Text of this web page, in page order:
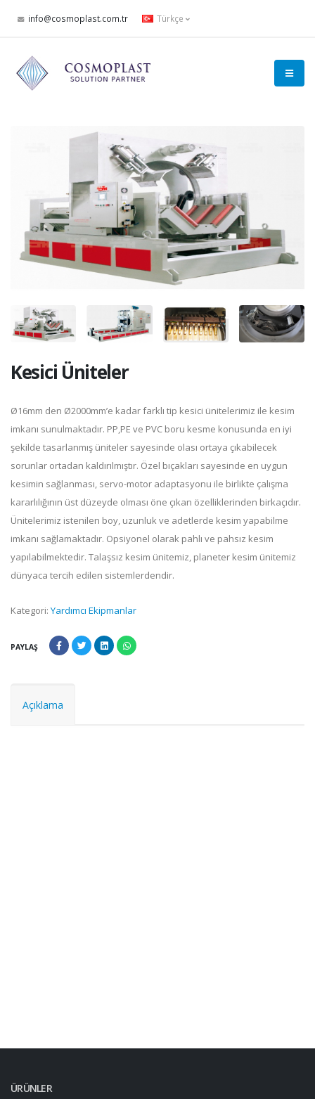
info@cosmoplast.com.tr Türkçe
Kesici Üniteler
Ø16mm den Ø2000mm’e kadar farklı tip kesici ünitelerimiz ile kesim
imkanı sunulmaktadır. PP,PE ve PVC boru kesme konusunda en iyi
şekilde tasarlanmış üniteler sayesinde olası ortaya çıkabilecek
sorunlar ortadan kaldırılmıştır. Özel bıçakları sayesinde en uygun
kesimin sağlanması, servo-motor adaptasyonu ile birlikte çalışma
kararlılığının üst düzeyde olması öne çıkan özelliklerinden birkaçıdır.
Ünitelerimiz istenilen boy, uzunluk ve adetlerde kesim yapabilme
imkanı sağlamaktadır. Opsiyonel olarak pahlı ve pahsız kesim
yapılabilmektedir. Talaşsız kesim ünitemiz, planeter kesim ünitemiz
dünyaca tercih edilen sistemlerdendir.
Kategori: Yardımcı Ekipmanlar
PAYLAŞ
Açıklama
ÜRÜNLER